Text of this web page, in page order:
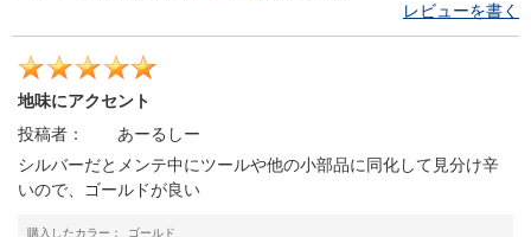
レビューを書く
地味にアクセント
投稿者：
あーるしー
シルバーだとメンテ中にツールや他の小部品に同化して見分け辛
いので、ゴールドが良い
購入したカラー： ゴールド